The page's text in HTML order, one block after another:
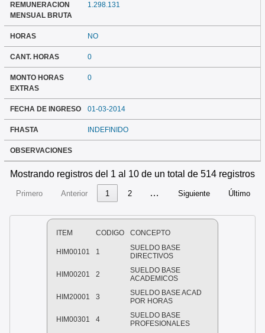
REMUNERACION
MENSUAL BRUTA
1.298.131
HORAS NO
CANT. HORAS 0
MONTO HORAS
EXTRAS
0
FECHA DE INGRESO 01-03-2014
FHASTA INDEFINIDO
OBSERVACIONES
Mostrando registros del 1 al 10 de un total de 514 registros
Primero Anterior 1 2 … Siguiente Último
ITEM CODIGO CONCEPTO
HIM00101 1
SUELDO BASE
DIRECTIVOS
HIM00201 2
SUELDO BASE
ACADEMICOS
HIM20001 3
SUELDO BASE ACAD
POR HORAS
HIM00301 4
SUELDO BASE
PROFESIONALES